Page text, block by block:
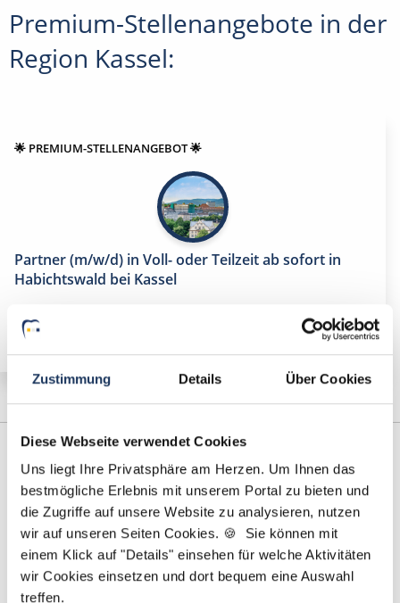
Zustimmung Details Über Cookies
Diese Webseite verwendet Cookies
Uns liegt Ihre Privatsphäre am Herzen. Um Ihnen das
bestmögliche Erlebnis mit unserem Portal zu bieten und
die Zugriffe auf unsere Website zu analysieren, nutzen
wir auf unseren Seiten Cookies. 🍪 Sie können mit
einem Klick auf "Details" einsehen für welche Aktivitäten
wir Cookies einsetzen und dort bequem eine Auswahl
treffen.
Premium-Stellenangebote in der
Region Kassel:
🌟 PREMIUM-STELLENANGEBOT 🌟
Partner (m/w/d) in Voll- oder Teilzeit ab sofort in
Habichtswald bei Kassel
Marcel Willing